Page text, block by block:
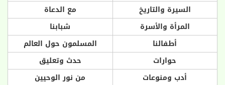
السيرة والتاريخ
مع الدعاة
المرأة والأسرة
شبابنا
أطفالنا
المسلمون حول العالم
حوارات
حدث وتعليق
أدب ومنوعات
من نور الوحيين